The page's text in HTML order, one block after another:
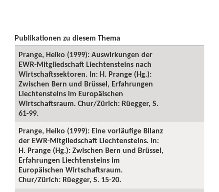
Publikationen zu diesem Thema
Prange, Heiko (1999): Auswirkungen der
EWR-Mitgliedschaft Liechtensteins nach
Wirtschaftssektoren. In: H. Prange (Hg.):
Zwischen Bern und Brüssel, Erfahrungen
Liechtensteins im Europäischen
Wirtschaftsraum. Chur/Zürich: Rüegger, S.
61-99.
Prange, Heiko (1999): Eine vorläufige Bilanz
der EWR-Mitgliedschaft Liechtensteins. In:
H. Prange (Hg.): Zwischen Bern und Brüssel,
Erfahrungen Liechtensteins im
Europäischen Wirtschaftsraum.
Chur/Zürich: Rüegger, S. 15-20.